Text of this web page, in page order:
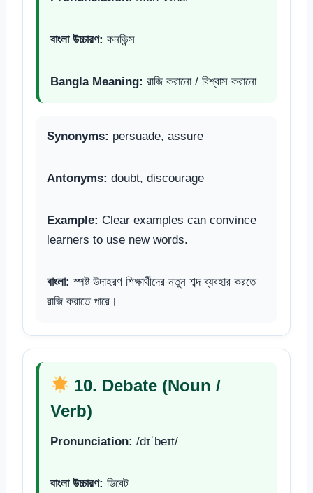
বাংলা উচ্চারণ: কনভিন্স
Bangla Meaning: রাজি করানো / বিশ্বাস করানো
Synonyms: persuade, assure
Antonyms: doubt, discourage
Example: Clear examples can convince
learners to use new words.
বাংলা: স্পষ্ট উদাহরণ শিক্ষার্থীদের নতুন শব্দ ব্যবহার করতে
রাজি করাতে পারে।
10. Debate (Noun /
Verb)
Pronunciation: /dɪˈbeɪt/
বাংলা উচ্চারণ: ডিবেট